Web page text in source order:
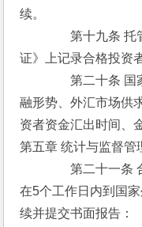
续。
第十九条 托管人
证》上记录合格投资
第二十条 国家外
融形势、外汇市场供
资者资金汇出时间、
第五章 统计与监督管
第二十一条 合格
在5个工作日内到国
续并提交书面报告：